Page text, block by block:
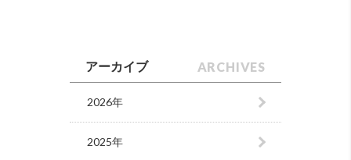
アーカイブ ARCHIVES
2026年
2025年